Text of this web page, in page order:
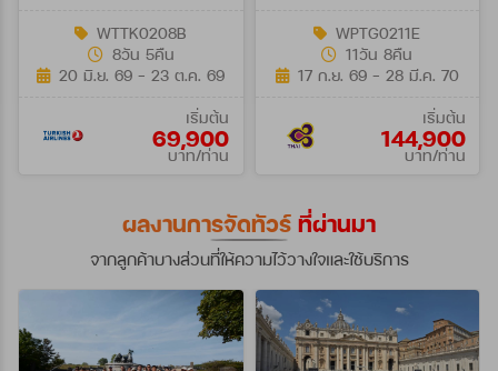
WTTK0208B
8วัน 5คืน
20 มิ.ย. 69 - 23 ต.ค. 69
เริ่มต้น
69,900
บาท/ท่าน
MAR 27 WPTG0211E
11วัน 8คืน
17 ก.ย. 69 - 28 มี.ค. 70
เริ่มต้น
144,900
บาท/ท่าน
ผลงานการจัดทัวร์ ที่ผ่านมา
จากลูกค้าบางส่วนที่ให้ความไว้วางใจและใช้บริการ